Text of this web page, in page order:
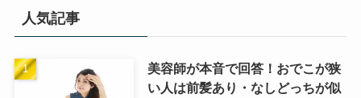
人気記事
美容師が本音で回答！おでこが狭
い人は前髪あり・なしどっちが似